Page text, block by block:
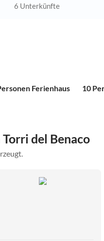
6 Unterkünfte
Ferienhaus 10
del Benaco